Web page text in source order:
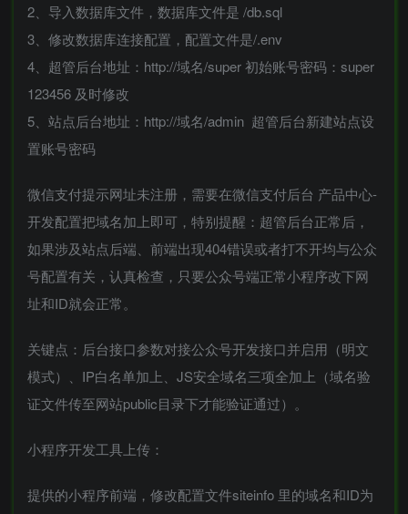
2、导入数据库文件，数据库文件是 /db.sql
3、修改数据库连接配置，配置文件是/.env
4、超管后台地址：http://域名/super 初始账号密码：super
123456 及时修改
5、站点后台地址：http://域名/admin 超管后台新建站点设
置账号密码
微信支付提示网址未注册，需要在微信支付后台 产品中心-
开发配置把域名加上即可，特别提醒：超管后台正常后，
如果涉及站点后端、前端出现404错误或者打不开均与公众
号配置有关，认真检查，只要公众号端正常小程序改下网
址和ID就会正常。
关键点：后台接口参数对接公众号开发接口并启用（明文
模式）、IP白名单加上、JS安全域名三项全加上（域名验
证文件传至网站public目录下才能验证通过）。
小程序开发工具上传：
提供的小程序前端，修改配置文件siteinfo 里的域名和ID为